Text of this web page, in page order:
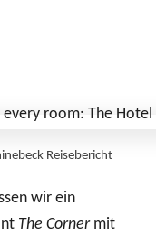
Reisebericht
wir ein
The Cornermit